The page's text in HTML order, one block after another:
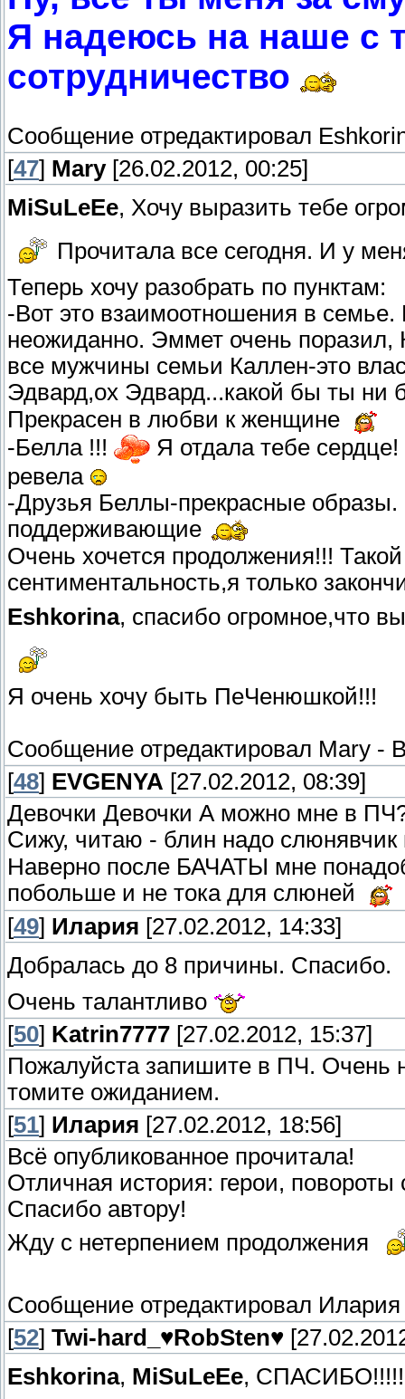
Я надеюсь на наше с
сотрудничество
Сообщение отредактировал
[47] Mary[26.02.2012, 00:25]
MiSuLeEe, Хочу выразить тебе
Прочитала все сегодня. И у
Теперь хочу разобрать по пунктам:
-Вот это взаимоотношения в
неожиданно. Эммет очень
все мужчины семьи Каллен-это
Эдвард,ох Эдвард...какой бы ты ни
Прекрасен в любви к женщине
-Белла !!!
Я отдала тебе
ревела
-Друзья Беллы-прекрасные
поддерживающие
Очень хочется продолжения!!!
сентиментальность,я только
Eshkorina, спасибо огромное,что
Я очень хочу быть ПеЧенюшкой!!!
Сообщение отредактировал Mary -
[48] EVGENYA [27.02.2012, 08:39]
Девочки Девочки А можно мне в
Сижу, читаю - блин надо слюнявчик
Наверно после БАЧАТЫ мне
побольше и не тока для слюней
[49] Илария [27.02.2012, 14:33]
Добралась до 8 причины. Спасибо.
Очень талантливо
[50] Katrin7777 [27.02.2012, 15:37]
Пожалуйста запишите в ПЧ. Очень
томите ожиданием.
[51] Илария [27.02.2012, 18:56]
Всё опубликованное прочитала!
Отличная история: герои, повороты
Спасибо автору!
Жду с нетерпением продолжения
Сообщение отредактировал Илария
[52] Twi-hard_♥RobSten♥
Eshkorina, MiSuLeEe,